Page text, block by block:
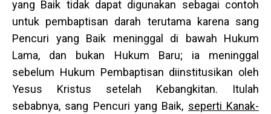
yang Baik tidak dapat digunakan sebagai contoh
untuk pembaptisan darah terutama karena sang
Pencuri yang Baik meninggal di bawah Hukum
Lama, dan bukan Hukum Baru; ia meninggal
sebelum Hukum Pembaptisan diinstitusikan oleh
Yesus Kristus setelah Kebangkitan. Itulah
sebabnya, sang Pencuri yang Baik, seperti Kanak-